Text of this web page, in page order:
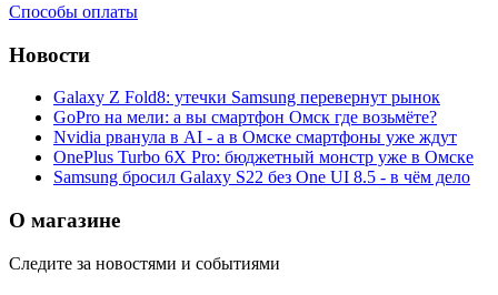
Способы оплаты
Новости
Galaxy Z Fold8: утечки Samsung перевернут рынок
GoPro на мели: а вы смартфон Омск где возьмёте?
Nvidia рванула в AI - а в Омске смартфоны уже ждут
OnePlus Turbo 6X Pro: бюджетный монстр уже в Омске
Samsung бросил Galaxy S22 без One UI 8.5 - в чём дело
О магазине
Следите за новостями и событиями